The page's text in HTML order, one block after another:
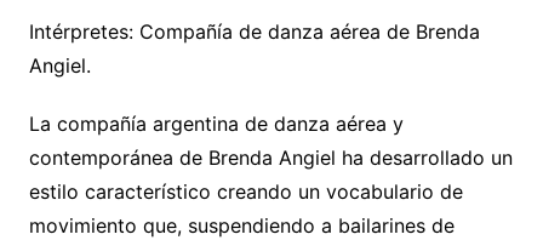
Intérpretes: Compañía de danza aérea de Brenda
Angiel.
La compañía argentina de danza aérea y
contemporánea de Brenda Angiel ha desarrollado un
estilo característico creando un vocabulario de
movimiento que, suspendiendo a bailarines de